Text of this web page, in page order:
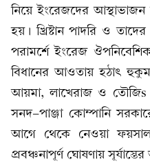
নিয়ে ইংরেজদের আস্থাভাজন
হয়। খ্রিষ্টান পাদরি ও
পরামর্শে ইংরেজ
বিধানের আওতায় হঠাৎ হুকুম
আয়মা, লাখেরাজ ও তৌজিs
সনদ-পাঞ্জা কোম্পানি
আগে থেকে নেওয়া
প্রবঞ্চনাপূর্ণ ঘোষণায়